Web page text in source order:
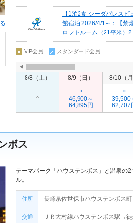
【1泊2食 シーダパレス
館宿泊 2026/4/1～：【禁
ロフトルーム（21平米）2
VIP会員 スタンダード会員
8/8（土） 8/9（日） 8/10（月
×
○
46,900～
64,895円
○
39,500
62,707
ボス
テーマパーク「ハウステンボス」と温泉の
ル。
住所 長崎県佐世保市ハウステンボス町
交通 ＪＲ大村線ハウステンボス駅→